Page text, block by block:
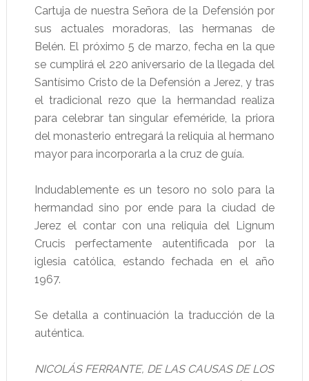
Cartuja de nuestra Señora de la Defensión por
sus actuales moradoras, las hermanas de
Belén. El próximo 5 de marzo, fecha en la que
se cumplirá el 220 aniversario de la llegada del
Santísimo Cristo de la Defensión a Jerez, y tras
el tradicional rezo que la hermandad realiza
para celebrar tan singular efeméride, la priora
del monasterio entregará la reliquia al hermano
mayor para incorporarla a la cruz de guía.
Indudablemente es un tesoro no solo para la
hermandad sino por ende para la ciudad de
Jerez el contar con una reliquia del Lignum
Crucis perfectamente autentificada por la
iglesia católica, estando fechada en el año
1967.
Se detalla a continuación la traducción de la
auténtica.
NICOLÁS FERRANTE, DE LAS CAUSAS DE LOS